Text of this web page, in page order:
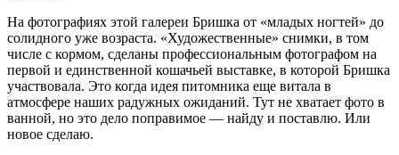
На фотографиях этой галереи Бришка от «младых ногтей» до
солидного уже возраста. «Художественные» снимки, в том
числе с кормом, сделаны профессиональным фотографом на
первой и единственной кошачьей выставке, в которой Бришка
участвовала. Это когда идея питомника еще витала в
атмосфере наших радужных ожиданий. Тут не хватает фото в
ванной, но это дело поправимое — найду и поставлю. Или
новое сделаю.